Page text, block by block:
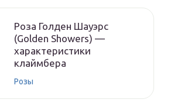
Роза Голден Шауэрс
(Golden Showers) —
характеристики
клаймбера
Розы